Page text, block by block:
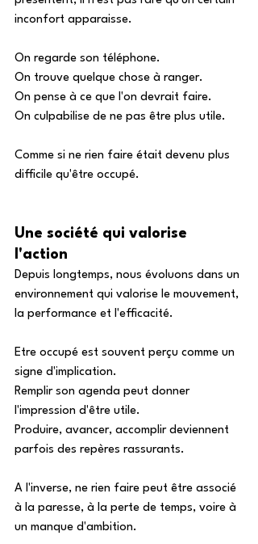
inconfort apparaisse.
On regarde son téléphone.
On trouve quelque chose à ranger.
On pense à ce que l'on devrait faire.
On culpabilise de ne pas être plus utile.
Comme si ne rien faire était devenu plus
difficile qu'être occupé.
Une société qui valorise
l'action
Depuis longtemps, nous évoluons dans un
environnement qui valorise le mouvement,
la performance et l'efficacité.
Etre occupé est souvent perçu comme un
signe d'implication.
Remplir son agenda peut donner
l'impression d'être utile.
Produire, avancer, accomplir deviennent
parfois des repères rassurants.
A l'inverse, ne rien faire peut être associé
à la paresse, à la perte de temps, voire à
un manque d'ambition.